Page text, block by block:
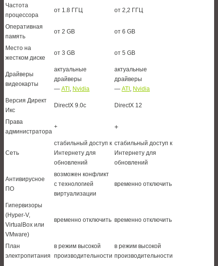
Частота
процессора
от 1.8 ГГЦ от 2,2 ГГЦ
Оперативная
память
от 2 GB от 6 GB
Место на
жестком диске
от 3 GB от 5 GB
Драйверы
видеокарты
актуальные
драйверы
— ATI Nvidia
актуальные
драйверы
— ATI Nvidia
Версия Директ
Икс
DirectX 9.0c DirectX 12
Права
администратора
+ +
Сеть
стабильный доступ к
Интернету для
обновлений
стабильный доступ к
Интернету для
обновлений
Антивирусное
ПО
возможен конфликт
с технологией
виртуализации
временно отключить
Гипервизоры
(Hyper-V,
VirtualBox или
VMware)
временно отключить временно отключить
План
электропитания
в режим высокой
производительности
в режим высокой
производительности